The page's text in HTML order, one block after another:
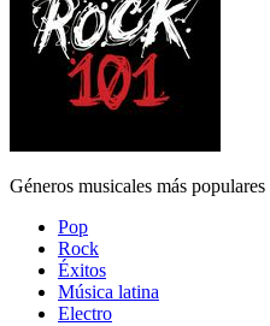
Géneros musicales más populares
Pop
Rock
Éxitos
Música latina
Electro